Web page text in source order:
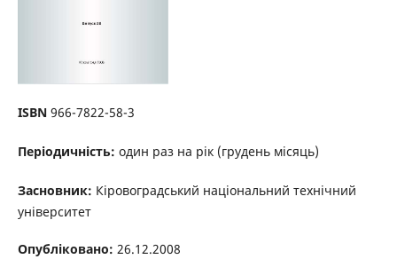
ISBN 966-7822-58-3
Періодичність: один раз на рік (грудень місяць)
Засновник: Кіровоградський національний технічний
університет
Опубліковано: 26.12.2008